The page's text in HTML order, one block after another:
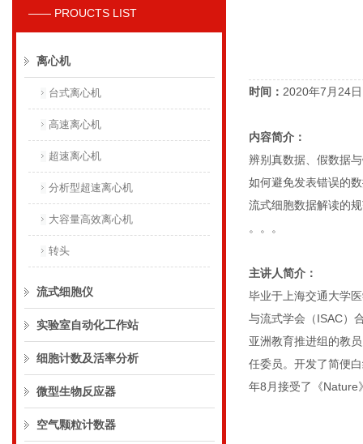
贝克曼库尔特国际贸易（上海）有限公司
—— PROUCTS LIST
离心机
台式离心机
高速离心机
超速离心机
分析型超速离心机
大容量高效离心机
转头
流式细胞仪
实验室自动化工作站
细胞计数及活率分析
微型生物反应器
空气颗粒计数器
时间： 2020年7月24
内容简介：
辨别真数据、假数据
如何避免发表错误的
流式细胞数据解读的
。。。
主讲人简介：
毕业于上海交通大学
与流式学会（ISAC）
亚洲教育推进组的教
任委员。开发了简便
年8月接受了《Nature